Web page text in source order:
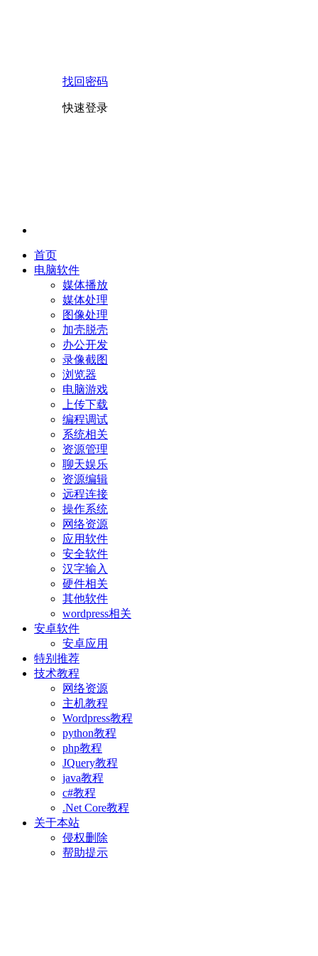
找回密码
快速登录
首页
电脑软件
媒体播放
媒体处理
图像处理
加壳脱壳
办公开发
录像截图
浏览器
电脑游戏
上传下载
编程调试
系统相关
资源管理
聊天娱乐
资源编辑
远程连接
操作系统
网络资源
应用软件
安全软件
汉字输入
硬件相关
其他软件
wordpress相关
安卓软件
安卓应用
特别推荐
技术教程
网络资源
主机教程
Wordpress教程
python教程
php教程
JQuery教程
java教程
c#教程
.Net Core教程
关于本站
侵权删除
帮助提示